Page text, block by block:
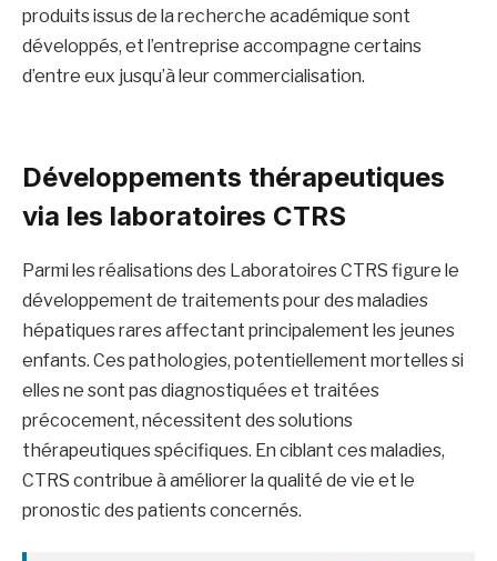
produits issus de la recherche académique sont
développés, et l’entreprise accompagne certains
d’entre eux jusqu’à leur commercialisation.
Développements thérapeutiques
via les laboratoires CTRS
Parmi les réalisations des Laboratoires CTRS figure le
développement de traitements pour des maladies
hépatiques rares affectant principalement les jeunes
enfants. Ces pathologies, potentiellement mortelles si
elles ne sont pas diagnostiquées et traitées
précocement, nécessitent des solutions
thérapeutiques spécifiques. En ciblant ces maladies,
CTRS contribue à améliorer la qualité de vie et le
pronostic des patients concernés.